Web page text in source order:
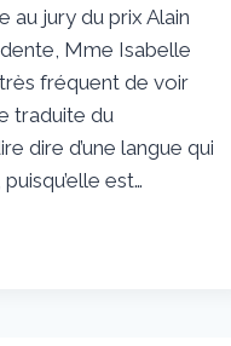
au jury du prix Alain
Mme Isabelle
très fréquent de voir
traduite du
dire d’une langue qui
est…